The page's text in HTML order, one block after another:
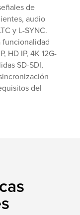
de
audio
y L-SYNC.
funcionalidad
HD IP, 4K 12G-
SD-SDI,
del